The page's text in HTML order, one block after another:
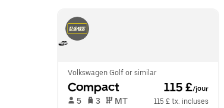
Volkswagen Golf or similar
Compact 115 £/jour
5 3 MT
115 £ tx. incluses